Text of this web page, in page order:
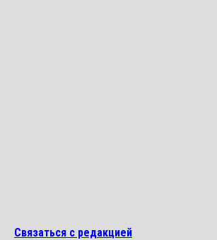
Связаться с редакцией